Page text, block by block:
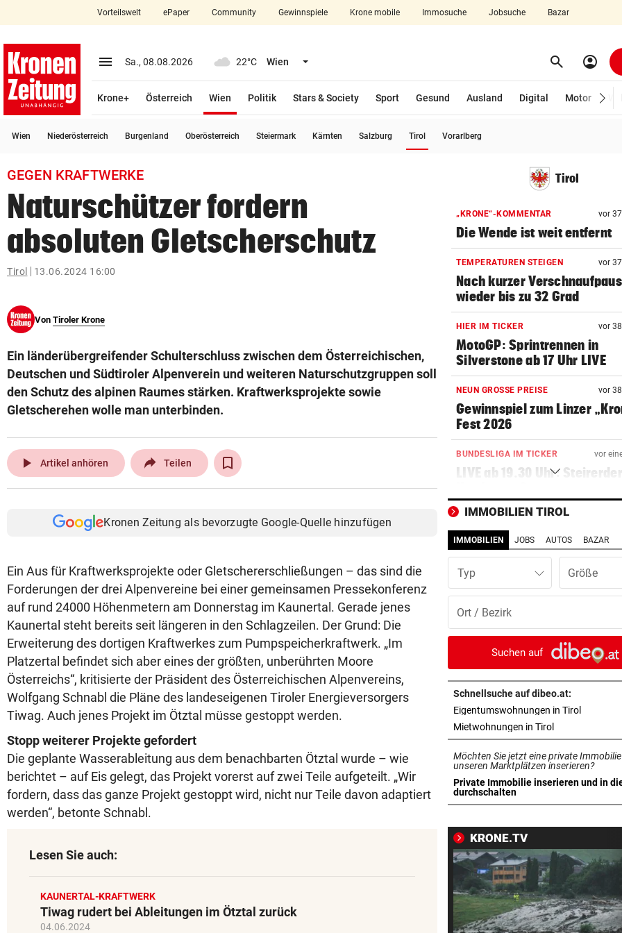
closeSchließen
account_circle Anmelden
arrow_right
bookmark
search
Suchbegriff
eingeben
© Krone Multimedia GmbH & Co KG 2026
Vorteilswelt ePaper Community Gewinnspiele Krone mobile Immosuche Jobsuche Bazar
menu Menü aufklappen
Sa., 08.08.2026 22°C Wien Menü aufklappen search Suchen
account_circle
Krone+ Österreich Wien
Politik
Stars & Society Sport Gesund Ausland Digital Motor
Wien Niederösterreich Burgenland Oberösterreich Steiermark Kärnten Salzburg Tirol Vorarlberg
GEGEN KRAFTWERKE
Naturschützer fordern
absoluten Gletscherschutz
Tirol 13.06.2024 16:00
Von Tiroler Krone
Ein länderübergreifender Schulterschluss zwischen dem Österreichischen,
Deutschen und Südtiroler Alpenverein und weiteren Naturschutzgruppen soll
den Schutz des alpinen Raumes stärken. Kraftwerksprojekte sowie
Gletscherehen wolle man unterbinden.
play_arrow Artikel anhören Teilen
Kronen Zeitung als bevorzugte Google-Quelle hinzufügen
Ein Aus für Kraftwerksprojekte oder Gletschererschließungen – das sind die
Forderungen der drei Alpenvereine bei einer gemeinsamen Pressekonferenz
auf rund 24000 Höhenmetern am Donnerstag im Kaunertal. Gerade jenes
Kaunertal steht bereits seit längeren in den Schlagzeilen. Der Grund: Die
Erweiterung des dortigen Kraftwerkes zum Pumpspeicherkraftwerk. „Im
Platzertal befindet sich aber eines der größten, unberührten Moore
Österreichs“, kritisierte der Präsident des Österreichischen Alpenvereins,
Wolfgang Schnabl die Pläne des landeseigenen Tiroler Energieversorgers
Tiwag. Auch jenes Projekt im Ötztal müsse gestoppt werden.
Stopp weiterer Projekte gefordert
Die geplante Wasserableitung aus dem benachbarten Ötztal wurde – wie
berichtet – auf Eis gelegt, das Projekt vorerst auf zwei Teile aufgeteilt. „Wir
fordern, dass das ganze Projekt gestoppt wird, nicht nur Teile davon adaptiert
werden“, betonte Schnabl.
Lesen Sie auch:
KAUNERTAL-KRAFTWERK
Tiwag rudert bei Ableitungen im Ötztal zurück
04.06.2024
Tirol
„KRONE“-KOMMENTAR vor
Die Wende ist weit entfernt
TEMPERATUREN STEIGEN vor
Nach kurzer
wieder bis zu 32 Grad
HIER IM TICKER vor
MotoGP: Sprintrennen in
Silverstone ab 17 Uhr LIVE
NEUN GROSSE PREISE vor
Gewinnspiel zum Linzer
Fest 2026
BUNDESLIGA IM TICKER vor
LIVE ab 19.30 Uhr:
BUNDESLIGA IM TICKER
LIVE ab 17 Uhr: GAK gegen
Lustenau
SOMMERGEWINNSPIEL 2026
Wir verlosen 22 x 1
Getränkekühler für heiße
VOLLEYBALL – FRAUEN
Österreich verliert EM-Test
Montenegro 0:3!
UNTER EINER BEDINGUNG
USA will Blockade von
Häfen stoppen
2. LIGA – 2. RUNDE
3:0! Absteiger BW Linz
Wacker Innsbruck ab
NACH ELFER-RÜCKNAHME
Hinterseer über VAR: „Ist ein
absoluter Skandal!“
WEGEN CEUTA-KRISE vor 8
Spanien kontert: Jetzt
IMMOBILIEN TIROL
IMMOBILIEN JOBS AUTOS BAZAR
Typ
Suchen auf
Schnellsuche auf dibeo.at:
Eigentumswohnungen in Tirolin neuem
Mietwohnungen in Tirolin neuem Tab
Möchten Sie jetzt eine private
unseren Marktplätzen inserieren?
Private Immobilie inserieren und in
durchschalten
in neuem Tab öffnen
KRONE.TV